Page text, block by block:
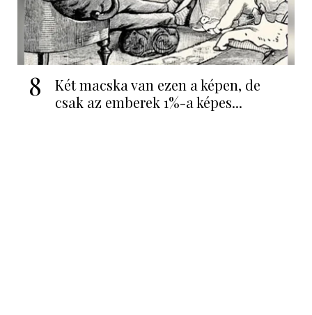
8
Két macska van ezen a képen, de
csak az emberek 1%-a képes...